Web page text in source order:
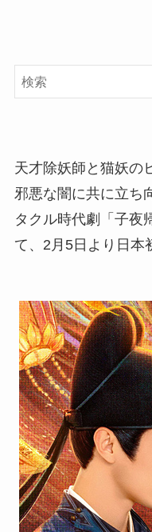
天才除妖師と猫妖の
邪悪な闇に共に立ち
タクル時代劇「子夜
て、2月5日より日本